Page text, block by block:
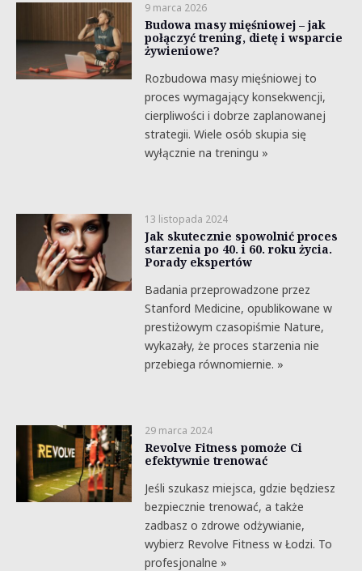
9 marca 2026
Budowa masy mięśniowej – jak
połączyć trening, dietę i wsparcie
żywieniowe?
Rozbudowa masy mięśniowej to
proces wymagający konsekwencji,
cierpliwości i dobrze zaplanowanej
strategii. Wiele osób skupia się
wyłącznie na treningu »
13 listopada 2024
Jak skutecznie spowolnić proces
starzenia po 40. i 60. roku życia.
Porady ekspertów
Badania przeprowadzone przez
Stanford Medicine, opublikowane w
prestiżowym czasopiśmie Nature,
wykazały, że proces starzenia nie
przebiega równomiernie. »
29 marca 2024
Revolve Fitness pomoże Ci
efektywnie trenować
Jeśli szukasz miejsca, gdzie będziesz
bezpiecznie trenować, a także
zadbasz o zdrowe odżywianie,
wybierz Revolve Fitness w Łodzi. To
profesjonalne »